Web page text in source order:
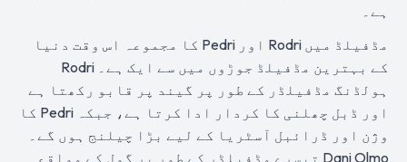
ہے۔
مڈفیلڈ میں Rodri اور Pedri کا مجموعہ اس وقت دنیا
کے بہترین مڈفیلڈ جوڑوں میں سے ایک ہے۔ Rodri
ہولڈنگ مڈفیلڈر کے طور پر گیند پر قابو رکھتا ہے
اور ڈبل چھلنی کا کردار ادا کرتا ہے، جبکہ Pedri کا
وژن اور ڈرائبل آسٹریا کے لیے بڑا چیلنج ہوں گے۔
Dani Olmo تیسرے مڈفیلڈر کے طور پر گول کے مواقع